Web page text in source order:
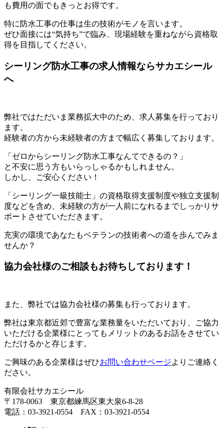
も費用の面でもきっとお得です。
特に防水工事の仕事は生の技術がモノを言います。
ぜひ面接には“気持ち”で臨み、現場経験を重ねながら資格取
得を目指してください。
シーリング防水工事の求人情報ならサカエシール
へ
弊社ではただいま業務拡大中のため、求人募集を行っており
ます。
経験者の方から未経験者の方まで幅広く募集しております。
「ゼロからシーリング防水工事なんてできるの？」
と不安に思う方もいらっしゃるかもしれません。
しかし、ご安心ください！
「シーリング一級技能士」の資格取得支援制度や独立支援制
度などを含め、未経験の方が一人前になれるまでしっかりサ
ポートさせていただきます。
充実の環境であなたもベテランの技術者への道を歩んでみま
せんか？
協力会社様のご相談もお待ちしております！
また、弊社では協力会社様の募集も行っております。
弊社は東京都近郊で豊富な業務量をいただいており、ご協力
いただける企業様にとってもメリットのあるお話をさせてい
ただけるかと存じます。
ご興味のある企業様はぜひお問い合わせページよりご連絡く
ださい。
有限会社サカエシール
〒178-0063 東京都練馬区東大泉6-8-28
電話：03-3921-0554 FAX：03-3921-0554